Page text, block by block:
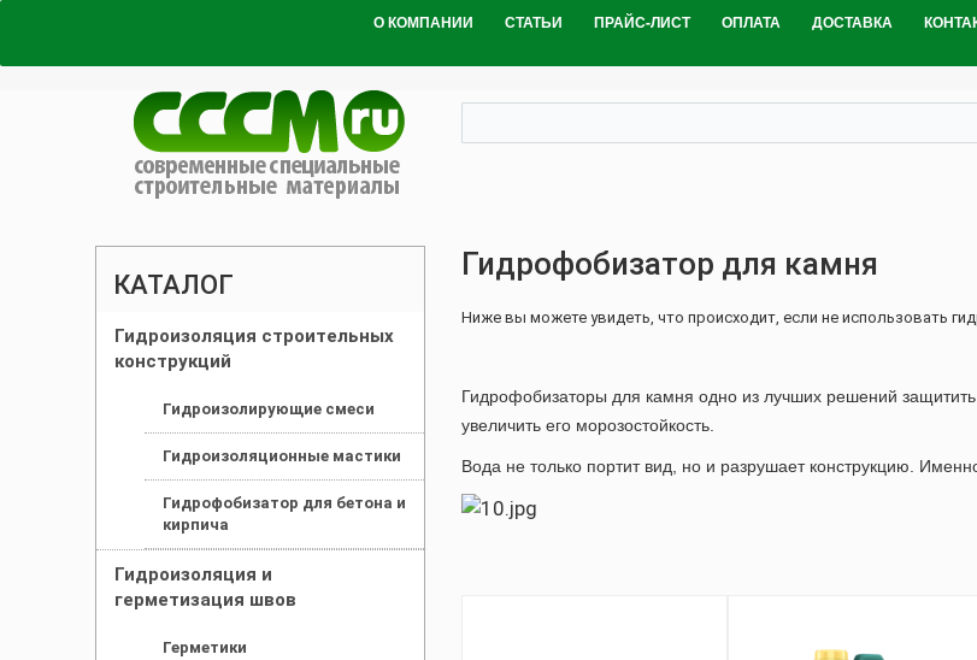
О КОМПАНИИ СТАТЬИ ПРАЙС-ЛИСТ ОПЛАТА ДОСТАВКА
КАТАЛОГ
Гидроизоляция строительных
конструкций
Гидроизолирующие смеси
Гидроизоляционные мастики
Гидрофобизатор для бетона и
кирпича
Гидроизоляция и
герметизация швов
Герметики
Гидрофобизатор для камня
Ниже вы можете увидеть, что происходит, если не использовать
Гидрофобизаторы для камня одно из лучших решений
увеличить его морозостойкость.
Вода не только портит вид, но и разрушает конструкцию.